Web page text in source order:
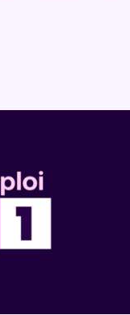
vitesse ce week-